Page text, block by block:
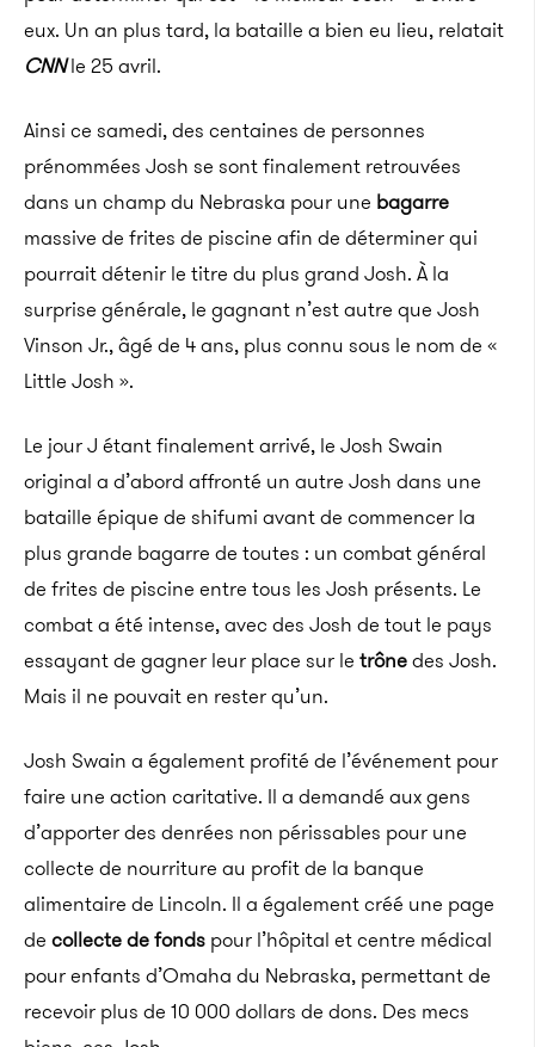
eux. Un an plus tard, la bataille a bien eu lieu, relatait
CNNle 25 avril.
Ainsi ce samedi, des centaines de personnes
prénommées Josh se sont finalement retrouvées
dans un champ du Nebraska pour une bagarre
massive de frites de piscine afin de déterminer qui
pourrait détenir le titre du plus grand Josh. À la
surprise générale, le gagnant n’est autre que Josh
Vinson Jr., âgé de 4 ans, plus connu sous le nom de «
Little Josh ».
Le jour J étant finalement arrivé, le Josh Swain
original a d’abord affronté un autre Josh dans une
bataille épique de shifumi avant de commencer la
plus grande bagarre de toutes : un combat général
de frites de piscine entre tous les Josh présents. Le
combat a été intense, avec des Josh de tout le pays
essayant de gagner leur place sur le trônedes Josh.
Mais il ne pouvait en rester qu’un.
Josh Swain a également profité de l’événement pour
faire une action caritative. Il a demandé aux gens
d’apporter des denrées non périssables pour une
collecte de nourriture au profit de la banque
alimentaire de Lincoln. Il a également créé une page
de collecte de fonds pour l’hôpital et centre médical
pour enfants d’Omaha du Nebraska, permettant de
recevoir plus de 10 000 dollars de dons. Des mecs